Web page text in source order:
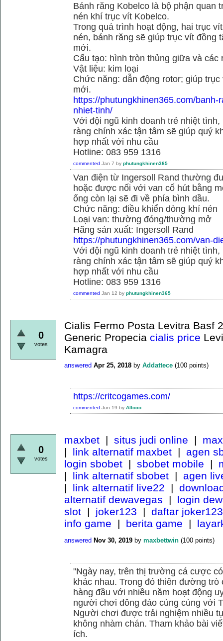
Bánh răng Kobelco là bộ phận quan
nén khí trục vít Kobelco.
Trong quá trình hoạt động, hai trục
nén, bánh răng sẽ giúp trục vít đồng
mới.
Cấu tạo: hình tròn thủng giữa và các
Vật liệu: kim loại
Chức năng: dẫn động rotor; giúp
mới.
https://phutungkhinen365.com/
nhiet-tinh/
Với đội ngũ kinh doanh trẻ nhiệt
ràng chính xác tận tâm sẽ giúp quý
hợp nhất với nhu cầu
Hotline: 083 959 1316
commented Jan 7 by phutungkhinen365
Van điện từ Ingersoll Rand thường
hoặc được nối với van cổ hút bằng
ống còn lại sẽ đi về phía bình dầu.
Chức năng: điều khiển dòng khí nén
Loại van: thường đóng/thường mở
Hãng sản xuất: Ingersoll Rand
https://phutungkhinen365.com/van-
Với đội ngũ kinh doanh trẻ nhiệt
ràng chính xác tận tâm sẽ giúp quý
hợp nhất với nhu cầu
Hotline: 083 959 1316
commented Jan 12 by phutungkhinen365
0
votes
Cialis Fermo Posta Levitra Basf
Generic Propecia cialis price
Kamagra
answered Apr 25, 2018 by Addattece (100 points)
https://critcogames.com/
commented Jun 19 by Alloco
0
votes
maxbet | situs judi online |
| link alternatif maxbet | agen
login sbobet | sbobet mobile |
| link alternatif sbobet | agen
| link alternatif live22 |
alternatif dewavegas | login
slot | joker123 | daftar joker123
info game | berita game |
answered Nov 30, 2019 by maxbettwin (100 points)
"Ngày nay, trên thị trường cá cược
khác nhau. Trong đó thiên đường
hàng đầu với nhiều năm hoạt động
người chơi đông đảo cùng cùng với
Người chơi được trải nghiệm nhiều
không nhàm chán. Tham khảo bài
ích.